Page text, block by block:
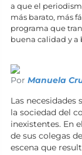
a que el
más barato, más
programa que
buena calidad y a
Por Manuela
Las necesidades
la sociedad del
inexistentes. En
de sus colegas
escena que